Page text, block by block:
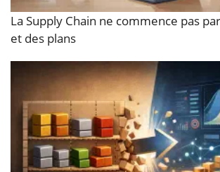
La Supply Chain ne commence pas
et des plans